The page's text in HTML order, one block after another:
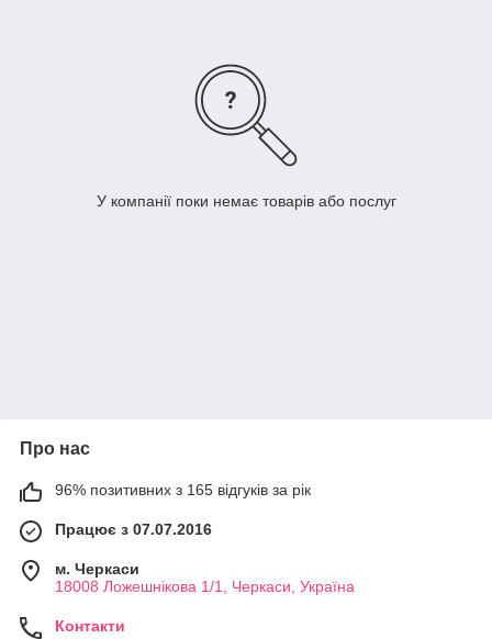
У компанії поки немає товарів або послуг
Про нас
96% позитивних з 165 відгуків за рік
Працює з 07.07.2016
м. Черкаси
18008 Ложешнікова 1/1, Черкаси, Україна
Контакти